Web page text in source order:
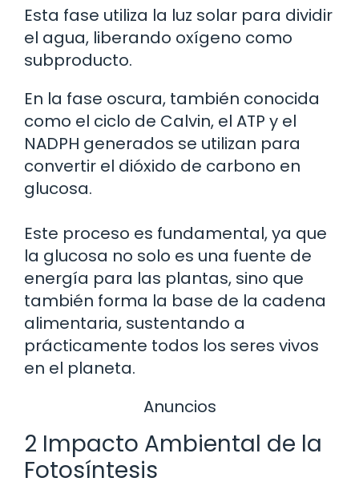
Esta fase utiliza la luz solar para dividir
el agua, liberando oxígeno como
subproducto.
En la fase oscura, también conocida
como el ciclo de Calvin, el ATP y el
NADPH generados se utilizan para
convertir el dióxido de carbono en
glucosa.
Este proceso es fundamental, ya que
la glucosa no solo es una fuente de
energía para las plantas, sino que
también forma la base de la cadena
alimentaria, sustentando a
prácticamente todos los seres vivos
en el planeta.
Anuncios
2 Impacto Ambiental de la
Fotosíntesis